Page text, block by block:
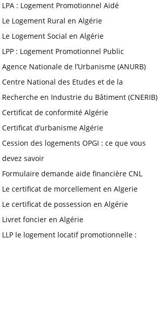
LPA : Logement Promotionnel Aidé
Le Logement Rural en Algérie
Le Logement Social en Algérie
LPP : Logement Promotionnel Public
Agence Nationale de l’Urbanisme (ANURB)
Centre National des Etudes et de la
Recherche en Industrie du Bâtiment (CNERIB)
Certificat de conformité Algérie
Certificat d’urbanisme Algérie
Cession des logements OPGI : ce que vous
devez savoir
Formulaire demande aide financière CNL
Le certificat de morcellement en Algerie
Le certificat de possession en Algérie
Livret foncier en Algérie
LLP le logement locatif promotionnelle :